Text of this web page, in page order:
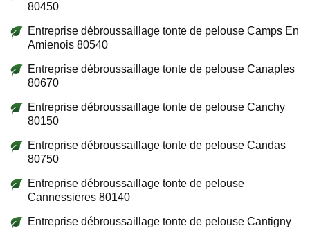
80450
Entreprise débroussaillage tonte de pelouse Camps En
Amienois 80540
Entreprise débroussaillage tonte de pelouse Canaples
80670
Entreprise débroussaillage tonte de pelouse Canchy
80150
Entreprise débroussaillage tonte de pelouse Candas
80750
Entreprise débroussaillage tonte de pelouse
Cannessieres 80140
Entreprise débroussaillage tonte de pelouse Cantigny